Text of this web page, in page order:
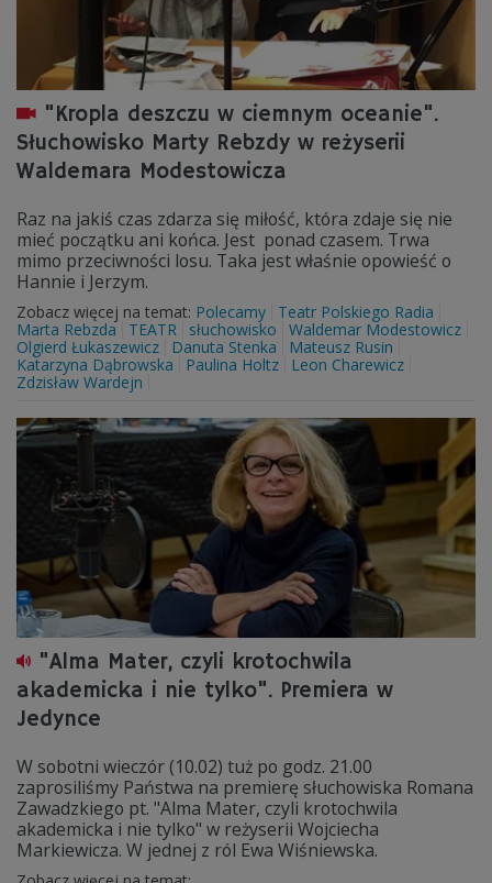
"Kropla deszczu w ciemnym oceanie".
Słuchowisko Marty Rebzdy w reżyserii
Waldemara Modestowicza
Raz na jakiś czas zdarza się miłość, która zdaje się nie
mieć początku ani końca. Jest ponad czasem. Trwa
mimo przeciwności losu. Taka jest właśnie opowieść o
Hannie i Jerzym.
Zobacz więcej na temat: Polecamy
Teatr Polskiego Radia
Marta Rebzda
TEATR słuchowisko
Waldemar Modestowicz
Olgierd Łukaszewicz
Danuta Stenka
Mateusz Rusin
Katarzyna Dąbrowska
Paulina Holtz
Leon Charewicz
Zdzisław Wardejn
"Alma Mater, czyli krotochwila
akademicka i nie tylko". Premiera w
Jedynce
W sobotni wieczór (10.02) tuż po godz. 21.00
zaprosiliśmy Państwa na premierę słuchowiska Romana
Zawadzkiego pt. "Alma Mater, czyli krotochwila
akademicka i nie tylko" w reżyserii Wojciecha
Markiewicza. W jednej z ról Ewa Wiśniewska.